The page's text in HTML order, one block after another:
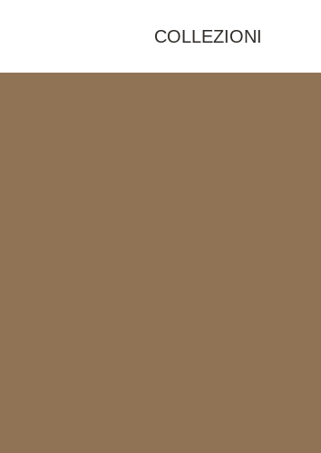
COLLEZIONI